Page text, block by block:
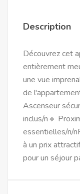
Description
Découvrez cet
entièrement
une vue
de
Ascenseur
inclus/n🔸
essentielles/n/
à un prix
pour un séjour